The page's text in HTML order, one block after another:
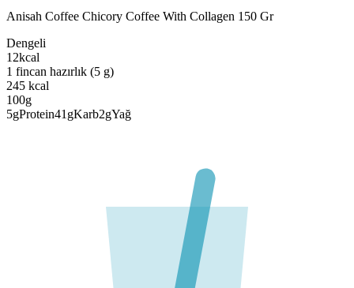
Anisah Coffee Chicory Coffee With Collagen 150 Gr
Dengeli
12kcal
1 fincan hazırlık (5 g)
245 kcal
100g
5gProtein41 gKarb2gYağ